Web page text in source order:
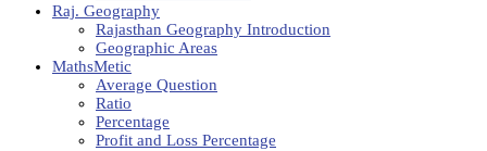
Raj. Geography
Rajasthan Geography Introduction
Geographic Areas
MathsMetic
Average Question
Ratio
Percentage
Profit and Loss Percentage